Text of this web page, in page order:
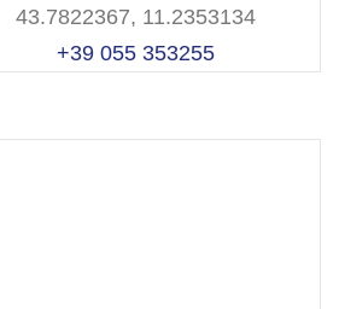
43.7822367, 11.2353134
+39 055 353255